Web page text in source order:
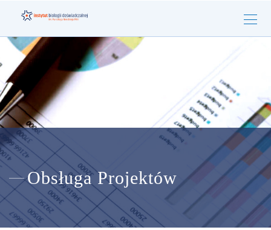
Obsługa Projektów